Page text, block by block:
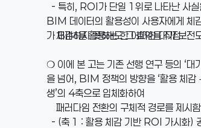
- 특히, ROI가 단일 1위로 나타난 사실
BIM 데이터의 활용성이 사용자에게 체
가 BIM을 활용해도 그 효익을 직접
체감하지 못하는 한 어떠한 대가 보전
❍ 이에 본 고는 기존 선행 연구 등의 ‘대
을 넘어, BIM 정책의 방향을 ‘활용 체
생’의 4축으로 입체화하여
패러다임 전환의 구체적 경로를 제시
- (축 1 : 활용 체감 기반 ROI 가시화)